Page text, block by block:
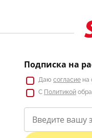
Подписка на
Даю согласие на
С Политикой